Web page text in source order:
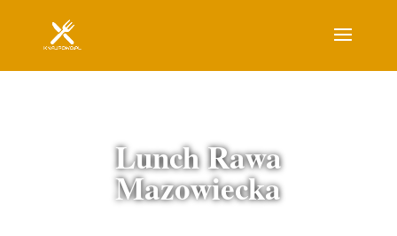
Lunch Rawa
Mazowiecka